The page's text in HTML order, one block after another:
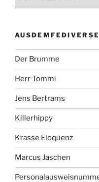
AUSDEMFEDIVERSE
Der Brumme
Herr Tommi
Jens Bertrams
Killerhippy
Krasse Eloquenz
Marcus Jaschen